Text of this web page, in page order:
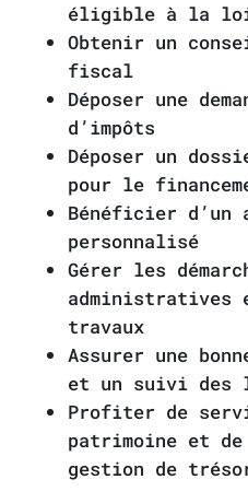
éligible à la
Obtenir un
fiscal
Déposer une
d’impôts
Déposer un
pour le
Bénéficier d’un
personnalisé
Gérer les
travaux
Assurer une
et un suivi des
Profiter de
patrimoine et
gestion de